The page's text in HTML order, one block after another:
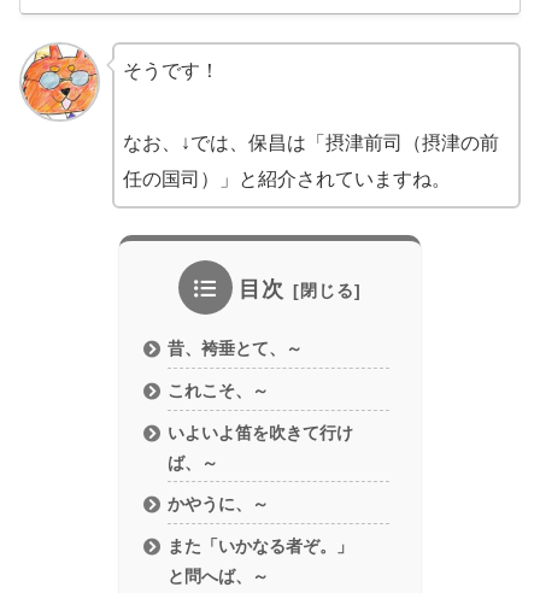
そうです！
なお、↓では、保昌は「摂津前司（摂津の前
任の国司）」と紹介されていますね。
目次
昔、袴垂とて、～
これこそ、～
いよいよ笛を吹きて行け
ば、～
かやうに、～
また「いかなる者ぞ。」
と問へば、～